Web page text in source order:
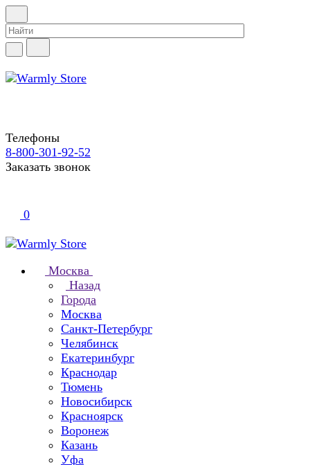
Телефоны
8-800-301-92-52
Заказать звонок
0
Москва
Назад
Города
Москва
Санкт-Петербург
Челябинск
Екатеринбург
Краснодар
Тюмень
Новосибирск
Красноярск
Воронеж
Казань
Уфа